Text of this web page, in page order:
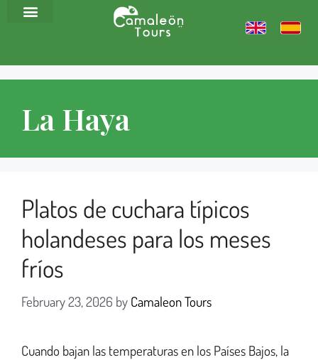
La Haya
Platos de cuchara típicos
holandeses para los meses
fríos
February 23, 2026 by Camaleon Tours
Cuando bajan las temperaturas en los Países Bajos, la